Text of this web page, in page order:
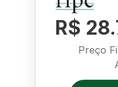
R$
Preço